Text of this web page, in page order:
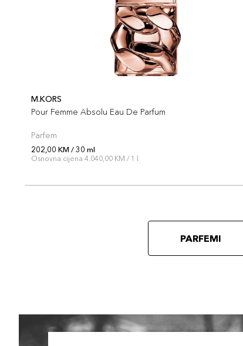
M.KORS
Pour Femme Absolu Eau De Parfum
Parfem
202,00 KM / 30 ml
Osnovna cijena 4.040,00 KM / 1 l
PARFEMI